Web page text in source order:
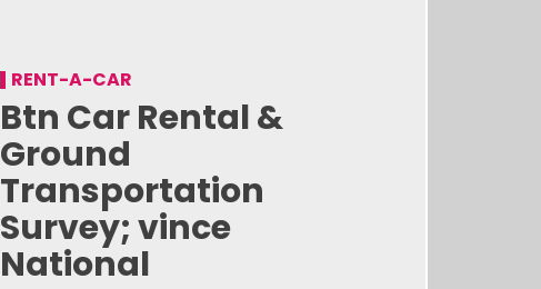
RENT-A-CAR
Btn Car Rental &
Ground
Transportation
Survey; vince
National